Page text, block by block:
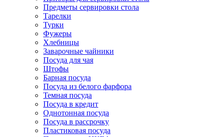
Предметы сервировки стола
Тарелки
Турки
Фужеры
Хлебницы
Заварочные чайники
Посуда для чая
Штофы
Барная посуда
Посуда из белого фарфора
Темная посуда
Посуда в кредит
Однотонная посуда
Посуда в рассрочку
Пластиковая посуда